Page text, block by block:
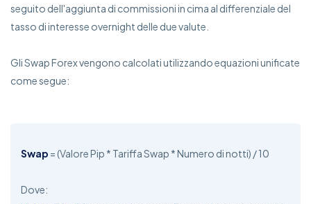
seguito dell'aggiunta di commissioni in cima al differenziale del
tasso di interesse overnight delle due valute.
Gli Swap Forex vengono calcolati utilizzando equazioni unificate
come segue:
Swap = (Valore Pip * Tariffa Swap * Numero di notti) / 10
Dove: